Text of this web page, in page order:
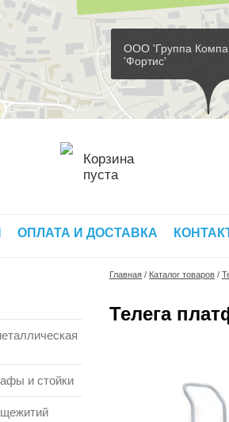
ООО 'Группа
'Фортис'
Корзина
пуста
ОПЛАТА И ДОСТАВКА
и стойки
Главная / Каталог товаров /
Телега